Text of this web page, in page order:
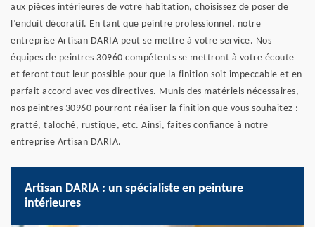
aux pièces intérieures de votre habitation, choisissez de poser de
l’enduit décoratif. En tant que peintre professionnel, notre
entreprise Artisan DARIA peut se mettre à votre service. Nos
équipes de peintres 30960 compétents se mettront à votre écoute
et feront tout leur possible pour que la finition soit impeccable et en
parfait accord avec vos directives. Munis des matériels nécessaires,
nos peintres 30960 pourront réaliser la finition que vous souhaitez :
gratté, taloché, rustique, etc. Ainsi, faites confiance à notre
entreprise Artisan DARIA.
Artisan DARIA : un spécialiste en peinture
intérieures